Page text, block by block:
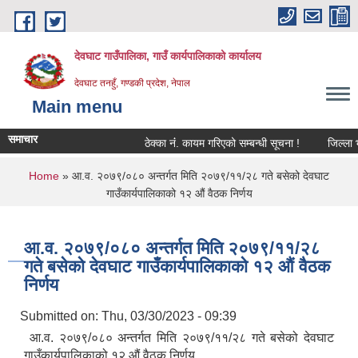
Skip to main content
देवघाट गाउँपालिका, गाउँ कार्यपालिकाको कार्यालय
देवघाट तनहुँ, गण्डकी प्रदेश, नेपाल
Main menu
समाचार ठेक्का नंं. कायम गरिएको सम्बन्धी सूचना ! जिल्ला
You are here
Home » आ.व. २०७९/०८० अन्तर्गत मिति २०७९/११/२८ गते बसेको देवघाट
गाउँकार्यपालिकाको १२ औं वैठक निर्णय
आ.व. २०७९/०८० अन्तर्गत मिति २०७९/११/२८
गते बसेको देवघाट गाउँकार्यपालिकाको १२ औं वैठक
निर्णय
Submitted on: Thu, 03/30/2023 - 09:39
आ.व. २०७९/०८० अन्तर्गत मिति २०७९/११/२८ गते बसेको देवघाट